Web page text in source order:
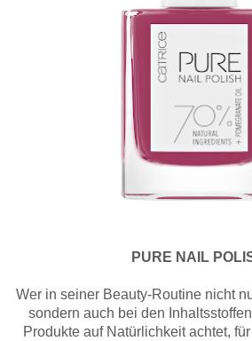
PURE NAIL
Wer in seiner Beauty-Routine nicht
sondern auch bei den
Produkte auf Natürlichkeit achtet,